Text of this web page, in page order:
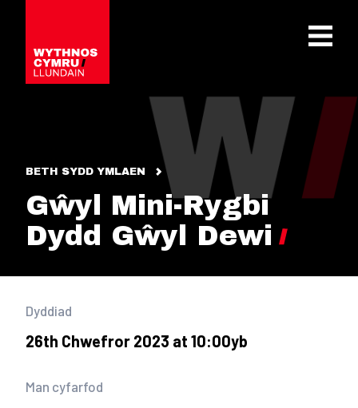
OPEN
BETH SYDD YMLAEN
Gŵyl Mini-Rygbi
Dydd Gŵyl Dewi
Dyddiad
26th Chwefror 2023 at 10:00yb
Man cyfarfod